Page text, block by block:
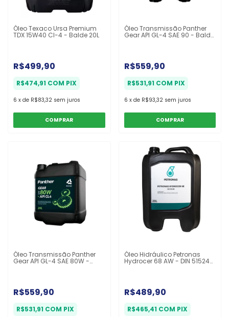
Óleo Texaco Ursa Premium
TDX 15W40 CI-4 - Balde 20L
R$499,90
R$474,91 COM PIX
6 x de R$83,32 sem juros
Óleo Transmissão Panther
Gear API GL-4 SAE 90 - Balde
R$559,90
R$531,91 COM PIX
6 x de R$93,32 sem juros
Óleo Transmissão Panther
Gear API GL-4 SAE 80W -
R$559,90
R$531,91 COM PIX
Óleo Hidráulico Petronas
Hydrocer 68 AW - DIN 51524
HLP - Balde 20l
R$489,90
R$465,41 COM PIX